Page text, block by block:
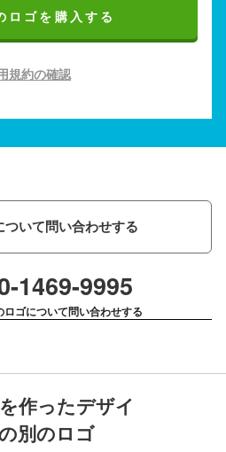
ロゴを購入する
規約の確認
ついて問い合わせする
1469-9995
ロゴについて問い合わせする
作ったデザイ
別のロゴ